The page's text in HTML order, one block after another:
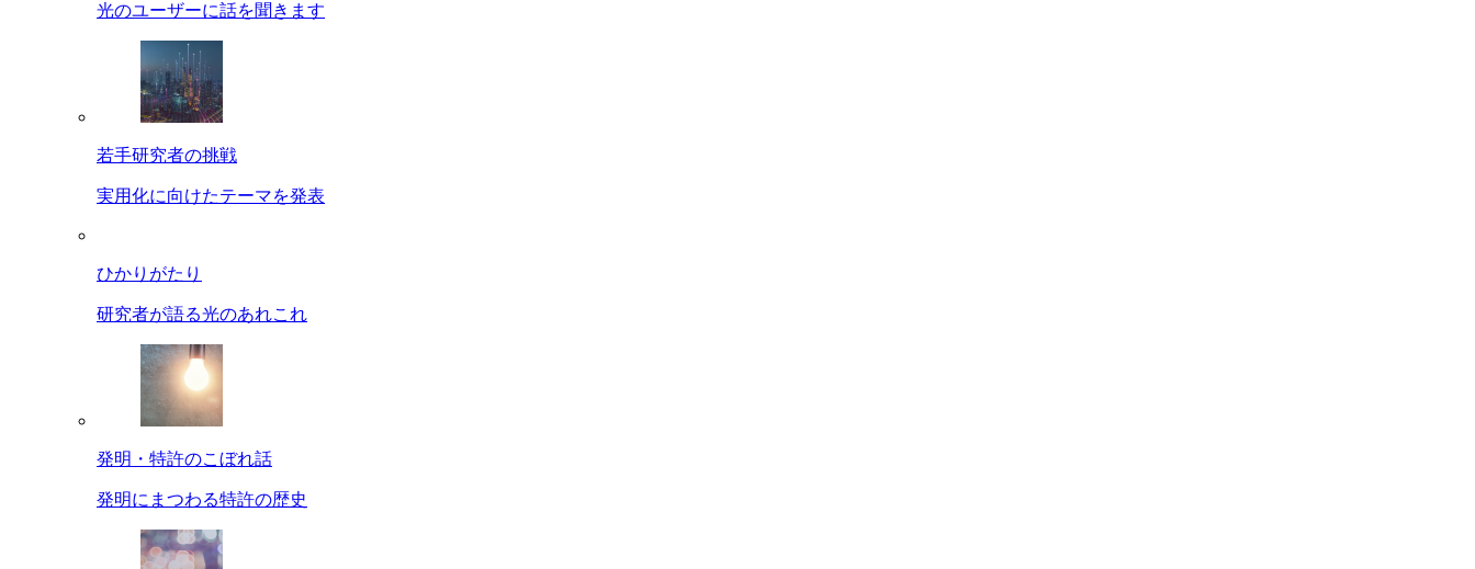
光のユーザーに話を聞きます
若手研究者の挑戦
実用化に向けたテーマを発表
ひかりがたり
研究者が語る光のあれこれ
発明・特許のこぼれ話
発明にまつわる特許の歴史